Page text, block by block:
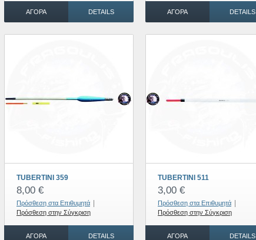
ΑΓΟΡΆ DETAILS ΑΓΟΡΆ DETAILS
TUBERTINI 359
8,00 €
Πρόσθεση στα Επιθυμητά
Πρόσθεση στην Σύγκριση
ΑΓΟΡΆ DETAILS
TUBERTINI 511
3,00 €
Πρόσθεση στα Επιθυμητά
Πρόσθεση στην Σύγκριση
ΑΓΟΡΆ DETAILS